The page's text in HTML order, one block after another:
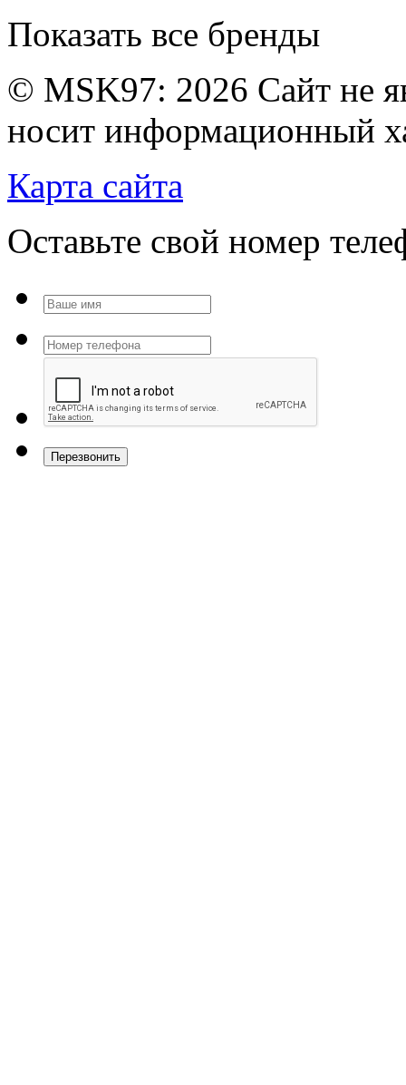
Показать все бренды
© MSK97: 2026 Сайт не
носит информационный
Карта сайта
Оставьте свой номер
Перезвонить